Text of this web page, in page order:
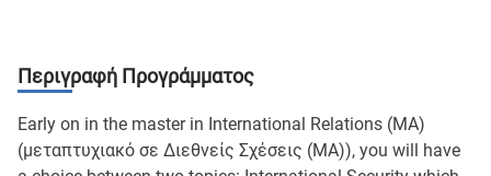
Περιγραφή Προγράμματος
Early on in the master in International Relations (MA)
(μεταπτυχιακό σε Διεθνείς Σχέσεις (MA)), you will have